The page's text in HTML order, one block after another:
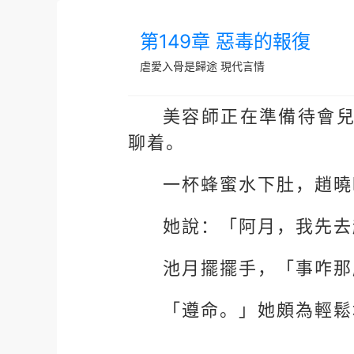
第149章 惡毒的報復
虐愛入骨是歸途 現代言情
美容師正在準備待會
聊着。
一杯蜂蜜水下肚，趙
她說：「阿月，我先
池月擺擺手，「事咋
「遵命。」她頗為輕